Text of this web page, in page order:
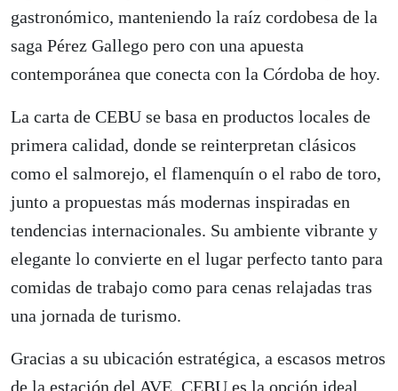
gastronómico, manteniendo la raíz cordobesa de la
saga Pérez Gallego pero con una apuesta
contemporánea que conecta con la Córdoba de hoy.
La carta de CEBU se basa en productos locales de
primera calidad, donde se reinterpretan clásicos
como el salmorejo, el flamenquín o el rabo de toro,
junto a propuestas más modernas inspiradas en
tendencias internacionales. Su ambiente vibrante y
elegante lo convierte en el lugar perfecto tanto para
comidas de trabajo como para cenas relajadas tras
una jornada de turismo.
Gracias a su ubicación estratégica, a escasos metros
de la estación del AVE, CEBU es la opción ideal